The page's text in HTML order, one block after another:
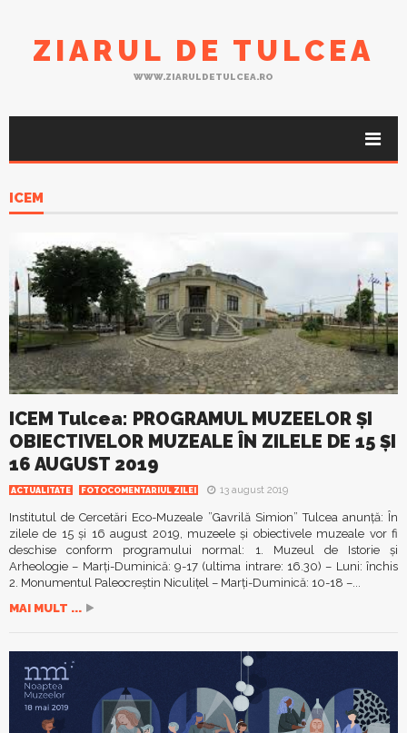
ZIARUL DE TULCEA
WWW.ZIARULDETULCEA.RO
ICEM
ICEM Tulcea: PROGRAMUL MUZEELOR ȘI
OBIECTIVELOR MUZEALE ÎN ZILELE DE 15 ȘI
16 AUGUST 2019
ACTUALITATE FOTOCOMENTARIUL ZILEI 13 august 2019
Institutul de Cercetări Eco-Muzeale ”Gavrilă Simion” Tulcea anunță: În
zilele de 15 și 16 august 2019, muzeele și obiectivele muzeale vor fi
deschise conform programului normal: 1. Muzeul de Istorie și
Arheologie – Marți-Duminică: 9-17 (ultima intrare: 16.30) – Luni: închis
2. Monumentul Paleocreștin Niculițel – Marți-Duminică: 10-18 –...
MAI MULT ...